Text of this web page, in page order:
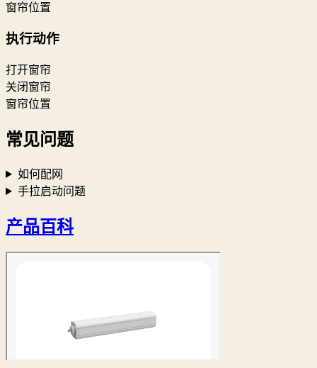
窗帘位置
执行动作
打开窗帘
关闭窗帘
窗帘位置
常见问题
如何配网
手拉启动问题
产品百科